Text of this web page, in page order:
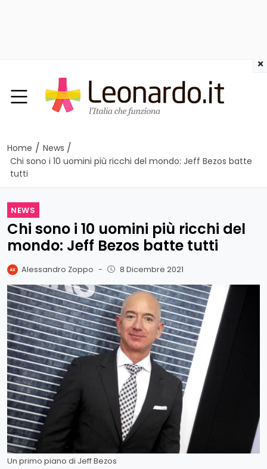
Home / News /
Chi sono i 10 uomini più ricchi del mondo: Jeff Bezos batte
tutti
NEWS
Chi sono i 10 uomini più ricchi del
mondo: Jeff Bezos batte tutti
Alessandro Zoppo - 8 Dicembre 2021
Un primo piano di Jeff Bezos
×